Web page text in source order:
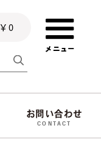
￥0
お問い合わせ
CONTACT